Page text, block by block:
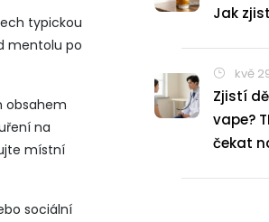
typickou
mentolu po
obsahem
na
místní
sociální
Jak
kvě
Zjistí
vape?
čekat